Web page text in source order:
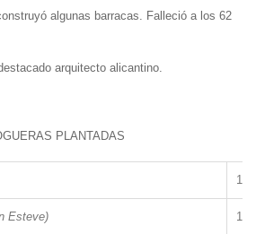
algunas barracas. Falleció a los 62
arquitecto alicantino.
PLANTADAS
Esteve)